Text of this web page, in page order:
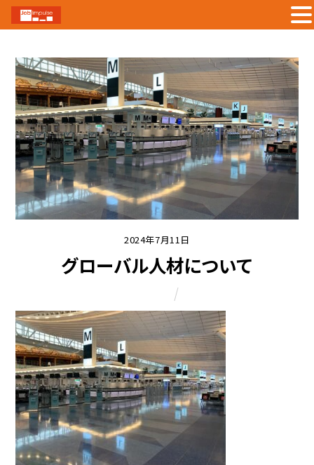
content
2024年7月11日
グローバル人材について